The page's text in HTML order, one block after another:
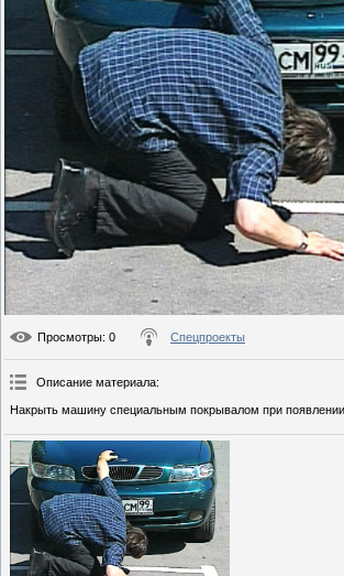
Просмотры: 0 Спецпроекты
Описание материала:
Накрыть машину специальным покрывалом при